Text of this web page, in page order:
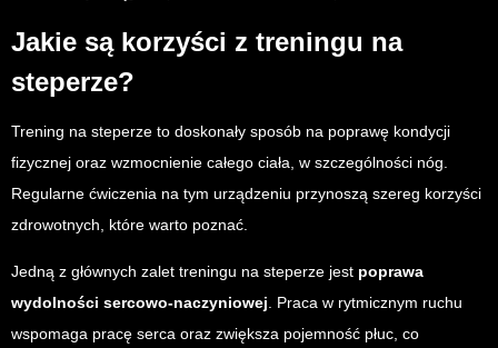
Jakie są korzyści z treningu na
steperze?
Trening na steperze to doskonały sposób na poprawę kondycji
fizycznej oraz wzmocnienie całego ciała, w szczególności nóg.
Regularne ćwiczenia na tym urządzeniu przynoszą szereg korzyści
zdrowotnych, które warto poznać.
Jedną z głównych zalet treningu na steperze jest poprawa
wydolności sercowo-naczyniowej . Praca w rytmicznym ruchu
wspomaga pracę serca oraz zwiększa pojemność płuc, co